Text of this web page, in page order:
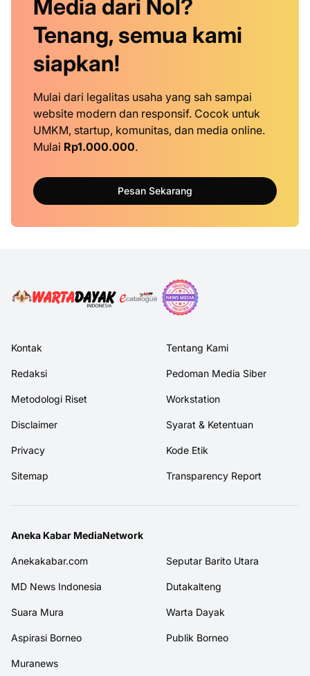
Media dari Nol?
Tenang, semua kami
siapkan!
Mulai dari legalitas usaha yang sah sampai
website modern dan responsif. Cocok untuk
UMKM, startup, komunitas, dan media online.
Mulai Rp1.000.000.
Pesan Sekarang
Kontak Tentang Kami
Redaksi Pedoman Media Siber
Metodologi Riset Workstation
Disclaimer Syarat & Ketentuan
Privacy Kode Etik
Sitemap Transparency Report
Aneka Kabar MediaNetwork
Anekakabar.com Seputar Barito Utara
MD News Indonesia Dutakalteng
Suara Mura Warta Dayak
Aspirasi Borneo Publik Borneo
Muranews